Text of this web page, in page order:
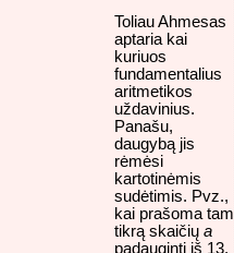
Toliau Ahmesas
aptaria kai
kuriuos
fundamentalius
aritmetikos
uždavinius.
Panašu,
daugybą jis
rėmėsi
kartotinėmis
sudėtimis. Pvz.,
kai prašoma tam
tikrą skaičių a
padauginti iš 13,